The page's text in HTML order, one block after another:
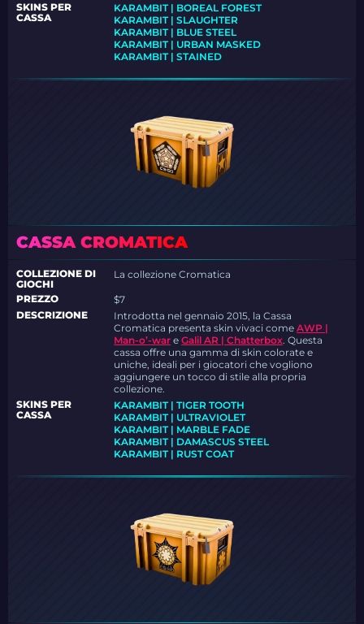
SKINS PER
CASSA
KARAMBIT | BOREAL FOREST
KARAMBIT | SLAUGHTER
KARAMBIT | BLUE STEEL
KARAMBIT | URBAN MASKED
KARAMBIT | STAINED
CASSA CROMATICA
COLLEZIONE DI
GIOCHI
La collezione Cromatica
PREZZO
$7
DESCRIZIONE
Introdotta nel gennaio 2015, la Cassa
Cromatica presenta skin vivaci comeAWP |
Man-o’-war eGalil AR | Chatterbox. Questa
cassa offre una gamma di skin colorate e
uniche, ideali per i giocatori che vogliono
aggiungere un tocco di stile alla propria
collezione.
SKINS PER
CASSA
KARAMBIT | TIGER TOOTH
KARAMBIT | ULTRAVIOLET
KARAMBIT | MARBLE FADE
KARAMBIT | DAMASCUS STEEL
KARAMBIT | RUST COAT